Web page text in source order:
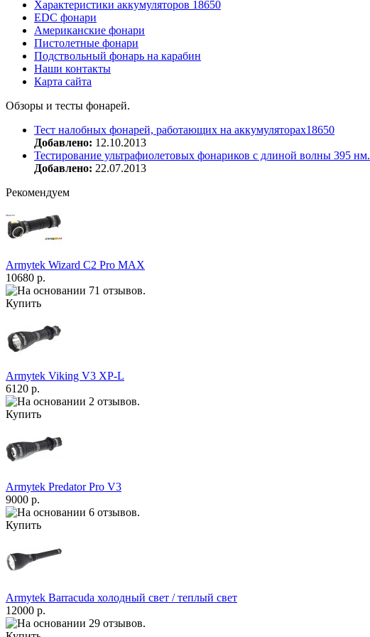
Характеристики аккумуляторов 18650
EDC фонари
Американские фонари
Пистолетные фонари
Подствольный фонарь на карабин
Наши контакты
Карта сайта
Обзоры и тесты фонарей.
Тест налобных фонарей, работающих на аккумуляторах18650
Добавлено: 12.10.2013
Тестирование ультрафиолетовых фонариков с длиной волны 395 нм.
Добавлено: 22.07.2013
Рекомендуем
Armytek Wizard С2 Pro MAX
10680 р.
Купить
Armytek Viking V3 XP-L
6120 р.
Купить
Armytek Predator Pro V3
9000 р.
Купить
Armytek Barracuda холодный свет / теплый свет
12000 р.